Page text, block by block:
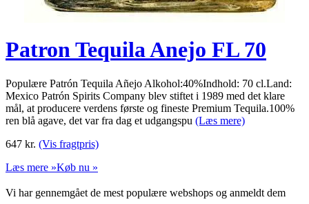
Patron Tequila Anejo FL 70
Populære Patrón Tequila Añejo Alkohol:40%Indhold: 70 cl.Land:
Mexico Patrón Spirits Company blev stiftet i 1989 med det klare
mål, at producere verdens første og fineste Premium Tequila.100%
ren blå agave, det var fra dag et udgangspu (Læs mere)
647 kr. (Vis fragtpris)
Læs mere »Køb nu »
Vi har gennemgået de mest populære webshops og anmeldt dem